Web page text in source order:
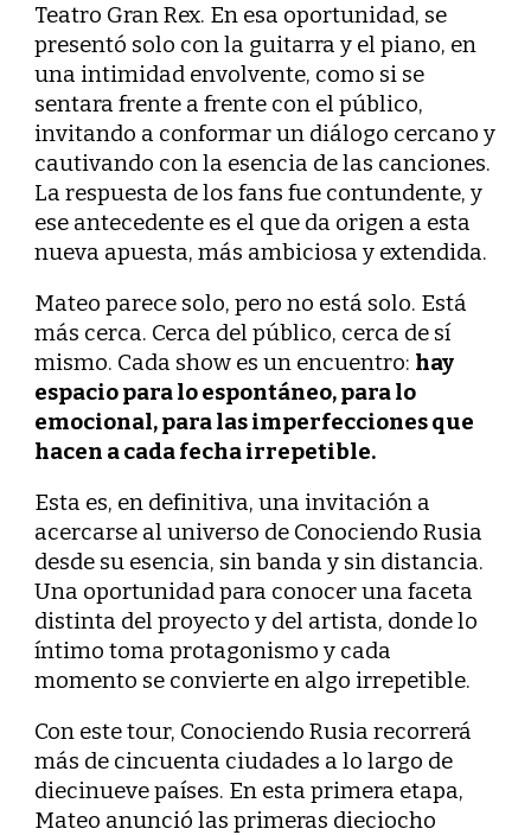
Teatro Gran Rex. En esa oportunidad, se
presentó solo con la guitarra y el piano, en
una intimidad envolvente, como si se
sentara frente a frente con el público,
invitando a conformar un diálogo cercano y
cautivando con la esencia de las canciones.
La respuesta de los fans fue contundente, y
ese antecedente es el que da origen a esta
nueva apuesta, más ambiciosa y extendida.
Mateo parece solo, pero no está solo. Está
más cerca. Cerca del público, cerca de sí
mismo. Cada show es un encuentro: hay
espacio para lo espontáneo, para lo
emocional, para las imperfecciones que
hacen a cada fecha irrepetible.
Esta es, en definitiva, una invitación a
acercarse al universo de Conociendo Rusia
desde su esencia, sin banda y sin distancia.
Una oportunidad para conocer una faceta
distinta del proyecto y del artista, donde lo
íntimo toma protagonismo y cada
momento se convierte en algo irrepetible.
Con este tour, Conociendo Rusia recorrerá
más de cincuenta ciudades a lo largo de
diecinueve países. En esta primera etapa,
Mateo anunció las primeras dieciocho